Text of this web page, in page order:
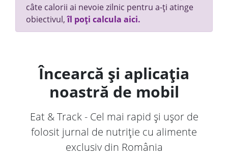
câte calorii ai nevoie zilnic pentru a-ți atinge
obiectivul,îl poți calcula aici.
Încearcă și aplicația
noastră de mobil
Eat & Track - Cel mai rapid și ușor de
folosit jurnal de nutriție cu alimente
exclusiv din România